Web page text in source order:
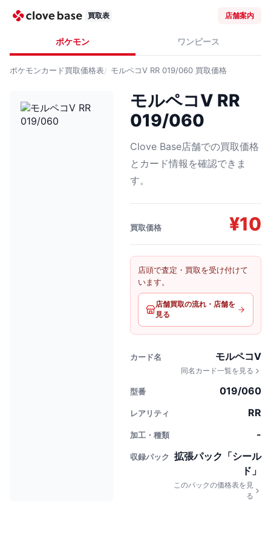
買取表 店舗案内
ポケモン ワンピース
ポケモンカード買取価格表 モルペコV RR 019/060 買取価格
モルペコV RR
019/060
Clove Base店舗での買取価格
とカード情報を確認できま
す。
買取価格 ¥10
店頭で査定・買取を受け付けて
います。
店舗買取の流れ・店舗を
見る
カード名 モルペコV
同名カード一覧を見る
型番 019/060
レアリティ RR
加工・種類 -
収録パック
拡張パック「シール
ド」
このパックの価格表を見
る